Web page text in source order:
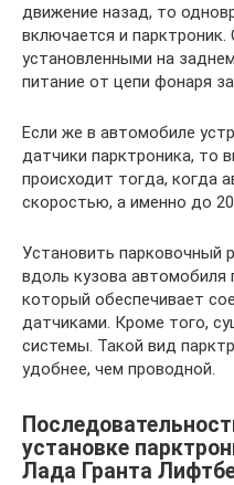
движение назад, то
включается и
установленными на
питание от цепи фонаря
Если же в автомобиле
датчики парктроника, то
происходит тогда, когда
скоростью, а именно до
Установить парковочный
вдоль кузова автомобиля
который обеспечивает
датчиками. Кроме того,
системы. Такой вид
удобнее, чем проводной.
установке
Лада Гранта